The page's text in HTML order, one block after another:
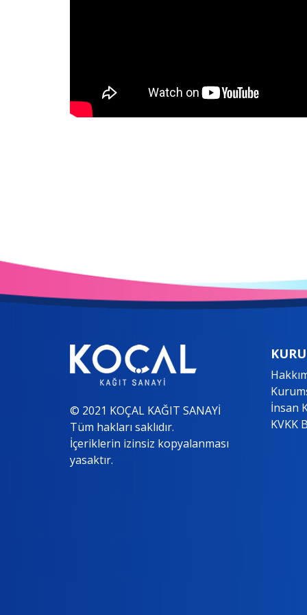
© 2021 KOÇAL KAĞIT SANAYİ
Tüm hakları saklıdır.
İçeriklerin izinsiz kopyalanması
yasaktır.
İnsan
KVKK